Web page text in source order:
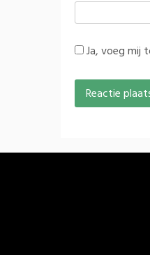
Ja, voeg mij